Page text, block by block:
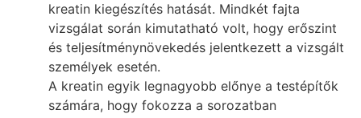
kreatin kiegészítés hatását. Mindkét fajta
vizsgálat során kimutatható volt, hogy erőszint
és teljesítménynövekedés jelentkezett a vizsgált
személyek esetén.
A kreatin egyik legnagyobb előnye a testépítők
számára, hogy fokozza a sorozatban